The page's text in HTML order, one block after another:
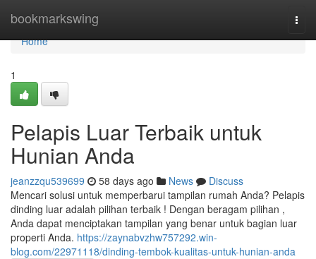
bookmarkswing
Home
Home
1
Pelapis Luar Terbaik untuk
Hunian Anda
jeanzzqu539699 58 days ago News
Discuss
Mencari solusi untuk memperbarui tampilan rumah Anda? Pelapis
dinding luar adalah pilihan terbaik ! Dengan beragam pilihan ,
Anda dapat menciptakan tampilan yang benar untuk bagian luar
properti Anda. https://zaynabvzhw757292.win-
blog.com/22971118/dinding-tembok-kualitas-untuk-hunian-anda